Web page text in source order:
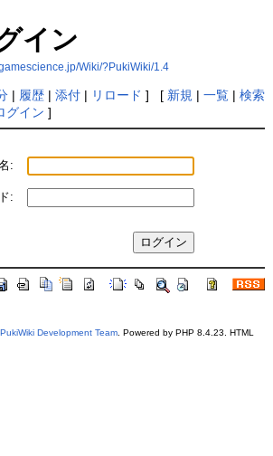
イン
Wiki/?PukiWiki/1.4
| 履歴| 添付| リロード ] [ 新規 | 一覧| 検索
グイン ]
:
:
PukiWiki Development Team. Powered by PHP 8.4.23. HTML